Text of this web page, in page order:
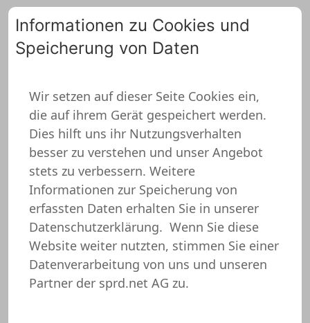
Partnerlook
Kissenbezug
Informationen zu Cookies und
Speicherung von Daten
Wir setzen auf dieser Seite Cookies ein,
die auf ihrem Gerät gespeichert werden.
Dies hilft uns ihr Nutzungsverhalten
besser zu verstehen und unser Angebot
stets zu verbessern. Weitere
Informationen zur Speicherung von
erfassten Daten erhalten Sie in unserer
Datenschutzerklärung. Wenn Sie diese
Website weiter nutzten, stimmen Sie einer
Datenverarbeitung von uns und unseren
Partner der sprd.net AG zu.